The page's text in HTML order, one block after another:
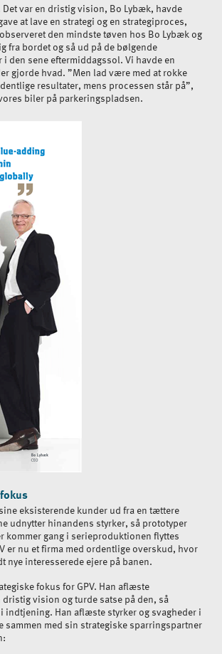
var en dristig vision, Bo Lybæk, havde
at lave en strategi og en strategiproces,
den mindste tøven hos Bo Lybæk og
fra bordet og så ud på de bølgende
den sene eftermiddagssol. Vi havde en
gjorde hvad. ”Men lad være med at rokke
resultater, mens processen står på”,
biler på parkeringspladsen.
eksisterende kunder ud fra en tættere
udnytter hinandens styrker, så prototyper
kommer gang i serieproduktionen flyttes
er nu et firma med ordentlige overskud, hvor
nye interesserede ejere på banen.
fokus for GPV. Han aflæste
vision og turde satse på den, så
Han aflæste styrker og svagheder i
med sin strategiske sparringspartner